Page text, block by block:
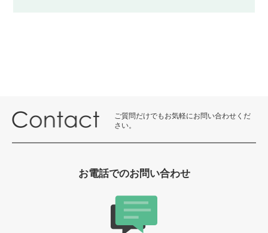
ご質問だけでもお気軽にお問い合わせくだ
さい。
お電話でのお問い合わせ